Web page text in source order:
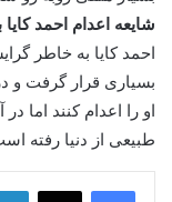
شایعه اعدام احمد
احمد کایا به خاطر
بسیاری قرار گرفت و
او را اعدام کنند اما
طبیعی از دنیا رفته